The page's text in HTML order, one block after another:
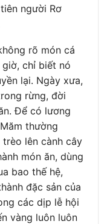
người Rơ
rõ món cá
chỉ biết nó
lại. Ngày xưa,
rừng, đời
Để có lương
thường
lên cành cây
món ăn, dùng
bao thế hệ,
đặc sản của
các dịp lễ hội
vàng luôn luôn